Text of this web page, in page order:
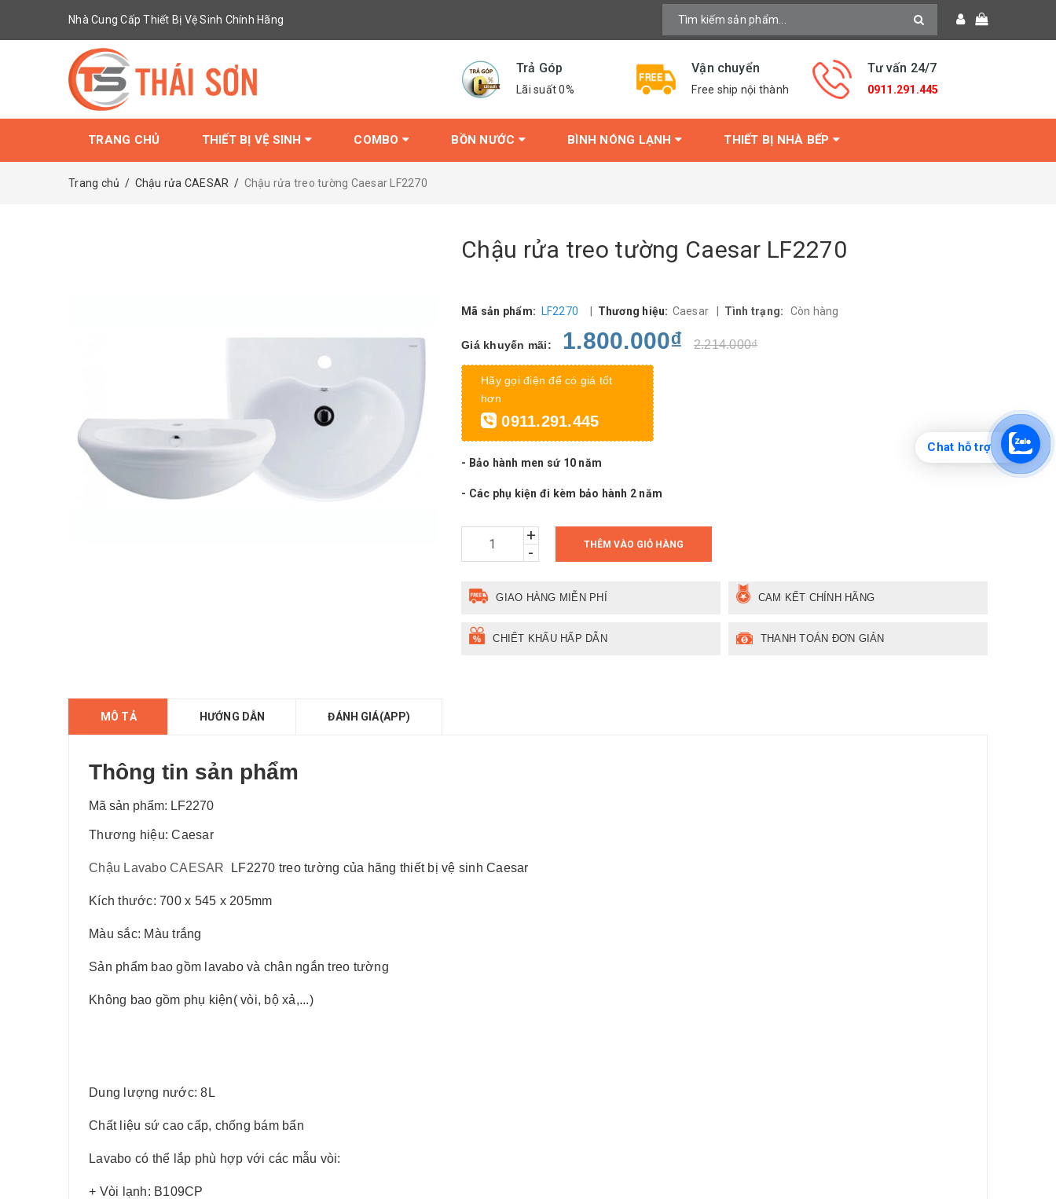
Nhà Cung Cấp Thiết Bị Vệ Sinh Chính Hãng
Trả Góp
Lãi suất 0%
Vận chuyển
Free ship nội thành
Tư vấn 24/7
0911.291.445
TRANG CHỦ THIẾT BỊ VỆ SINH COMBO BỒN NƯỚC BÌNH NÓNG LẠNH THIẾT BỊ NHÀ BẾP
Trang chủ / Chậu rửa CAESAR / Chậu rửa treo tường Caesar LF2270
Chậu rửa treo tường Caesar LF2270
Mã sản phẩm: LF2270 Thương hiệu: Caesar Tình trạng: Còn hàng
Giá khuyến mãi: 1.800.000₫ 2.214.000₫
Hãy gọi điện để có giá tốt
hơn
0911.291.445
- Bảo hành men sứ 10 năm
- Các phụ kiện đi kèm bảo hành 2 năm
+
-
THÊM VÀO GIỎ HÀNG
GIAO HÀNG MIỄN PHÍ CAM KẾT CHÍNH HÃNG
CHIẾT KHẤU HẤP DẪN THANH TOÁN ĐƠN GIẢN
MÔ TẢ HƯỚNG DẪN ĐÁNH GIÁ(APP)
Thông tin sản phẩm
Mã sản phẩm: LF2270
Thương hiệu: Caesar
Chậu Lavabo CAESAR LF2270 treo tường của hãng thiết bị vệ sinh Caesar
Kích thước: 700 x 545 x 205mm
Màu sắc: Màu trắng
Sản phẩm bao gồm lavabo và chân ngắn treo tường
Không bao gồm phụ kiện( vòi, bộ xả,...)
Dung lượng nước: 8L
Chất liệu sứ cao cấp, chống bám bẩn
Lavabo có thể lắp phù hợp với các mẫu vòi:
+ Vòi lạnh: B109CP
Chat hỗ trợ